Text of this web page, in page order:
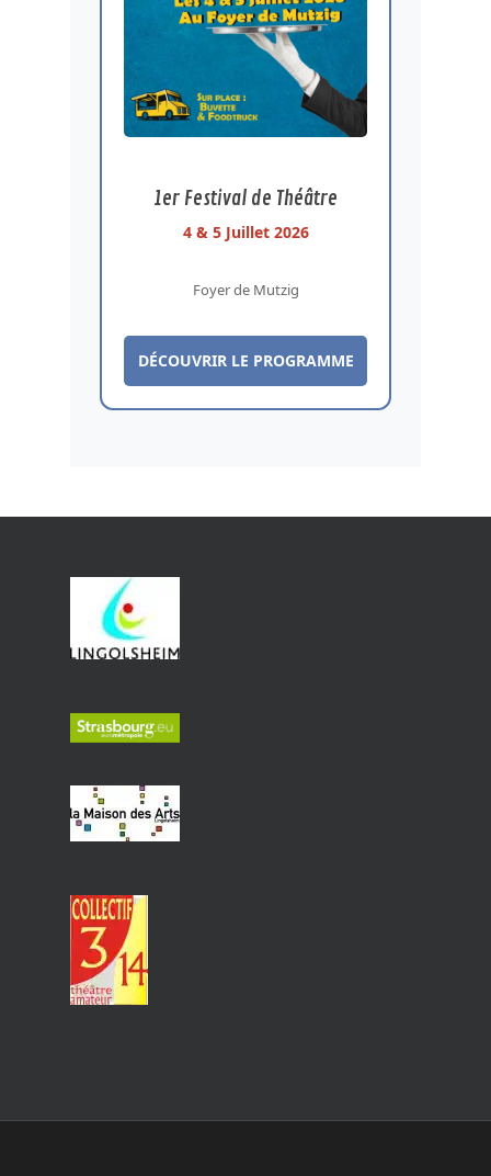
1er Festival de Théâtre
4 & 5 Juillet 2026
Foyer de Mutzig
DÉCOUVRIR LE PROGRAMME